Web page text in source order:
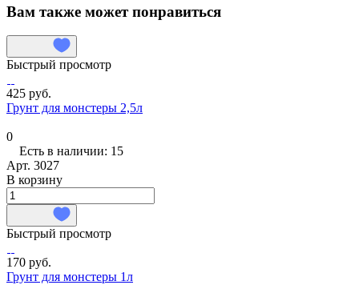
Вам также может понравиться
Быстрый просмотр
425 руб.
Грунт для монстеры 2,5л
0
Есть в наличии: 15
Арт. 3027
В корзину
Быстрый просмотр
170 руб.
Грунт для монстеры 1л